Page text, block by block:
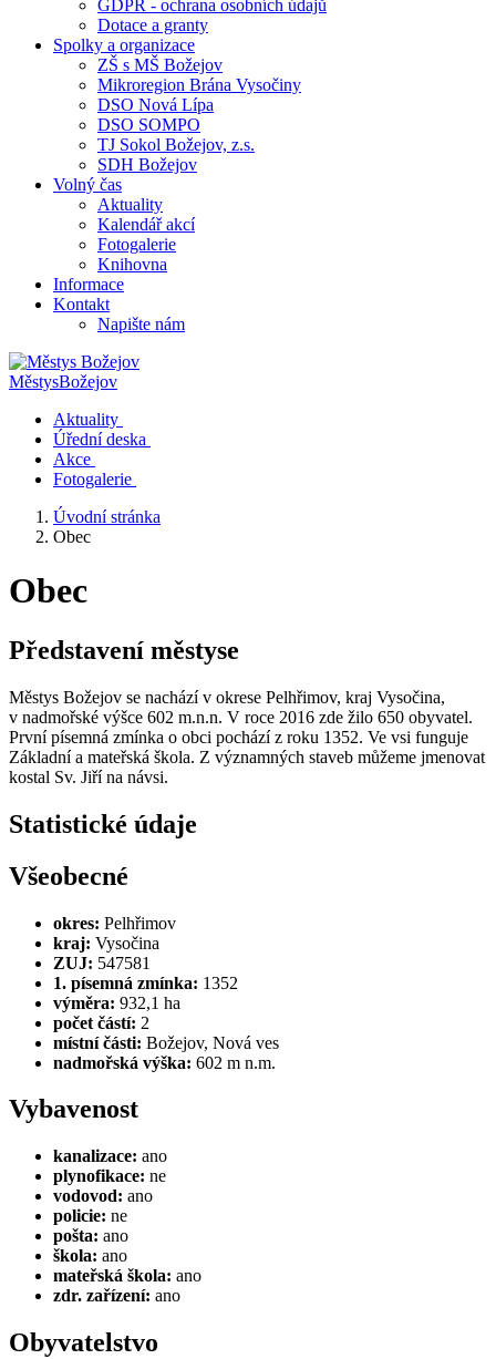
GDPR - ochrana osobních údajů
Dotace a granty
Spolky a organizace
ZŠ s MŠ Božejov
Mikroregion Brána Vysočiny
DSO Nová Lípa
DSO SOMPO
TJ Sokol Božejov, z.s.
SDH Božejov
Volný čas
Aktuality
Kalendář akcí
Fotogalerie
Knihovna
Informace
Kontakt
Napište nám
MěstysBožejov
Aktuality
Úřední deska
Akce
Fotogalerie
Úvodní stránka
Obec
Obec
Představení městyse
Městys Božejov se nachází v okrese Pelhřimov, kraj Vysočina,
v nadmořské výšce 602 m.n.n. V roce 2016 zde žilo 650 obyvatel.
První písemná zmínka o obci pochází z roku 1352. Ve vsi funguje
Základní a mateřská škola. Z významných staveb můžeme jmenovat
kostal Sv. Jiří na návsi.
Statistické údaje
Všeobecné
okres: Pelhřimov
kraj: Vysočina
ZUJ: 547581
1. písemná zmínka: 1352
výměra: 932,1 ha
počet částí: 2
místní části: Božejov, Nová ves
nadmořská výška: 602 m n.m.
Vybavenost
kanalizace: ano
plynofikace: ne
vodovod: ano
policie: ne
pošta: ano
škola: ano
mateřská škola: ano
zdr. zařízení: ano
Obyvatelstvo